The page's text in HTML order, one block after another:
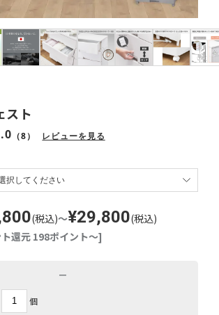
スト
（8） レビューを見る
(税込)～¥29,800(税込)
還元 198ポイント～]
－
個